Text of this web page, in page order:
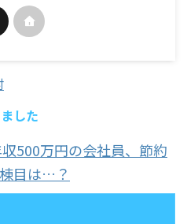
した
500万円の会社員、節約
目は…？